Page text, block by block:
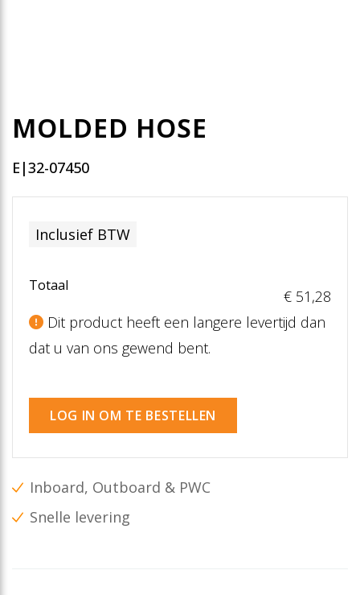
MOLDED HOSE
E|32-07450
Inclusief BTW
Totaal
€ 51 ,28
Dit product heeft een langere levertijd dan
dat u van ons gewend bent.
LOG IN OM TE BESTELLEN
Inboard, Outboard & PWC
Snelle levering